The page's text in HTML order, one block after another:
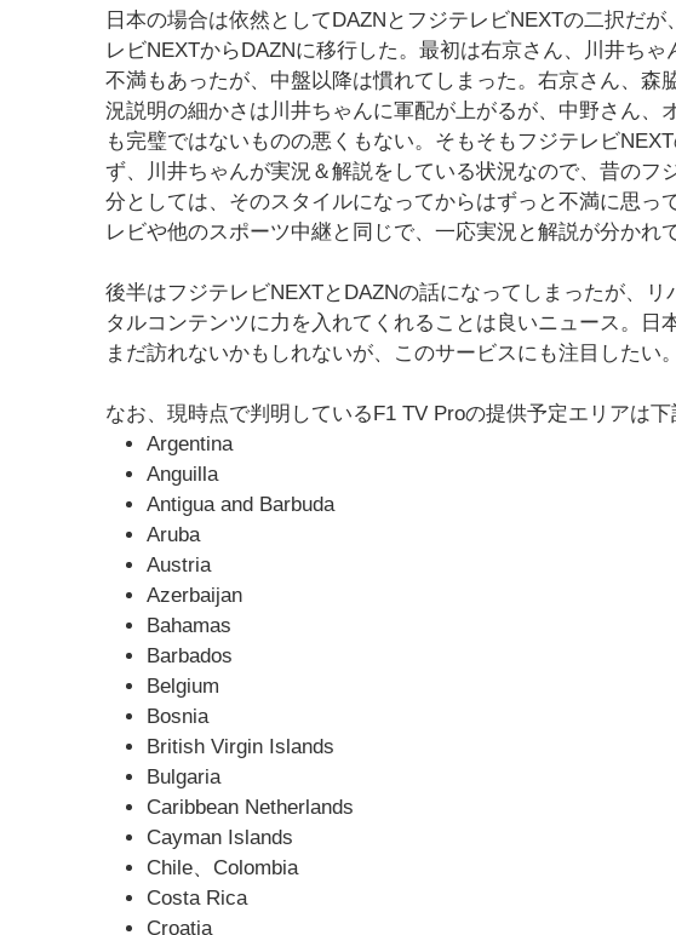
日本の場合は依然としてDAZNとフジテレビNEXTの二択だ
レビNEXTからDAZNに移行した。最初は右京さん、川井ち
不満もあったが、中盤以降は慣れてしまった。右京さん、森
況説明の細かさは川井ちゃんに軍配が上がるが、中野さん、
も完璧ではないものの悪くもない。そもそもフジテレビ
ず、川井ちゃんが実況＆解説をしている状況なので、昔のフ
分としては、そのスタイルになってからはずっと不満に思っ
レビや他のスポーツ中継と同じで、一応実況と解説が分かれ
後半はフジテレビNEXTとDAZNの話になってしまったが、
タルコンテンツに力を入れてくれることは良いニュース。日
まだ訪れないかもしれないが、このサービスにも注目したい。
なお、現時点で判明しているF1 TV Proの提供予定エリアは下
Argentina
Anguilla
Antigua and Barbuda
Aruba
Austria
Azerbaijan
Bahamas
Barbados
Belgium
Bosnia
British Virgin Islands
Bulgaria
Caribbean Netherlands
Cayman Islands
Chile、Colombia
Costa Rica
Croatia